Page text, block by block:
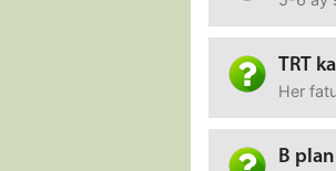
TRT
Her
B